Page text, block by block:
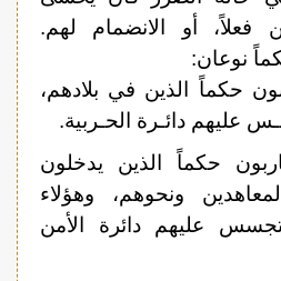
فعلاً، أو الانضمام لهم.
نوعان:
حكماً الذين في بلادهم،
عليهم دائـرة الحـربية.
حكماً الذين يدخلون
ونحوهم، وهؤلاء
عليهم دائرة الأمن